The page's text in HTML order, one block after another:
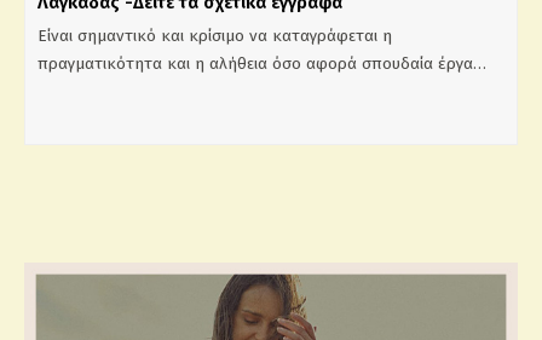
Είναι σημαντικό και κρίσιμο να καταγράφεται η
πραγματικότητα και η αλήθεια όσο αφορά σπουδαία έργα…